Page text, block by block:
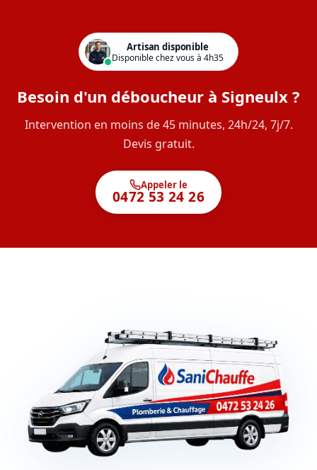
Artisan disponible
Disponible chez vous à 4h35
Besoin d'un déboucheur à Signeulx ?
Intervention en moins de 45 minutes, 24h/24, 7j/7.
Devis gratuit.
Appeler le
0472 53 24 26